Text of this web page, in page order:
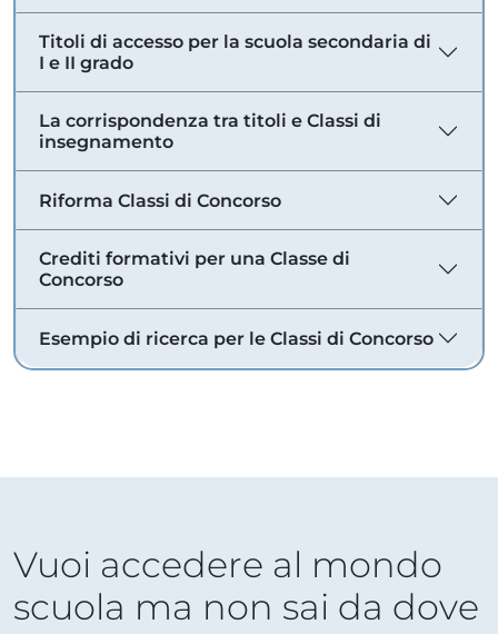
Titoli di accesso per la scuola secondaria di
I e II grado
La corrispondenza tra titoli e Classi di
insegnamento
Riforma Classi di Concorso
Crediti formativi per una Classe di
Concorso
Esempio di ricerca per le Classi di Concorso
Vuoi accedere al mondo
scuola ma non sai da dove